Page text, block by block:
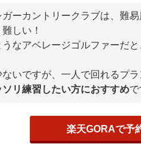
ガーカントリークラブは、難
しい！
うなアベレージゴルファーだ
いですが、一人で回れるプラ
ソリ練習したい方におすすめで
楽天GORAで予